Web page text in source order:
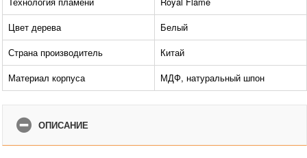
Цвет дерева
Белый
Страна производитель
Китай
Материал корпуса
МДФ, натуральный шпон
ОПИСАНИЕ